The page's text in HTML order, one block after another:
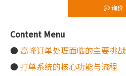
询价
["wechat"]
Content Menu
● 高峰订单处理面临的主要挑战
●打单系统的核心功能与流程